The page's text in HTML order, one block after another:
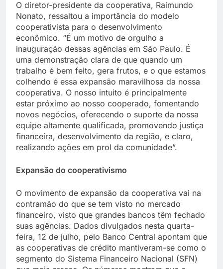
O diretor-presidente da cooperativa, Raimundo
Nonato, ressaltou a importância do modelo
cooperativista para o desenvolvimento
econômico. “É um motivo de orgulho a
inauguração dessas agências em São Paulo. É
uma demonstração clara de que quando um
trabalho é bem feito, gera frutos, e o que estamos
colhendo é essa expansão maravilhosa da nossa
cooperativa. O nosso intuito é principalmente
estar próximo ao nosso cooperado, fomentando
novos negócios, oferecendo o suporte da nossa
equipe altamente qualificada, promovendo justiça
financeira, desenvolvimento da região, e claro,
realizando ações em prol da comunidade”.
Expansão do cooperativismo
O movimento de expansão da cooperativa vai na
contramão do que se tem visto no mercado
financeiro, visto que grandes bancos têm fechado
suas agências. Dados divulgados nesta quarta-
feira, 12 de julho, pelo Banco Central apontam que
as cooperativas de crédito mantiveram-se como o
segmento do Sistema Financeiro Nacional (SFN)